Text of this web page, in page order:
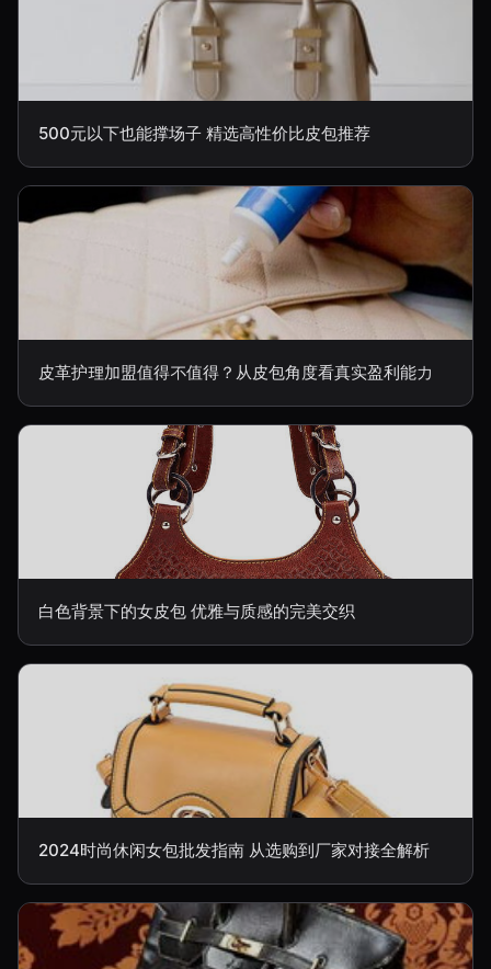
500元以下也能撑场子 精选高性价比皮包推荐
皮革护理加盟值得不值得？从皮包角度看真实盈利能力
白色背景下的女皮包 优雅与质感的完美交织
2024时尚休闲女包批发指南 从选购到厂家对接全解析